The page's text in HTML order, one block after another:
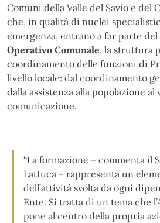
Comuni della Valle del Savio e del
che, in qualità di nuclei
emergenza, entrano a far parte del
Operativo Comunale, la struttura
coordinamento delle funzioni di
livello locale: dal coordinamento
dalla assistenza alla popolazione
comunicazione.
“La formazione – commenta il
Lattuca – rappresenta un
dell’attività svolta da ogni
Ente. Si tratta di un tema che
pone al centro della propria